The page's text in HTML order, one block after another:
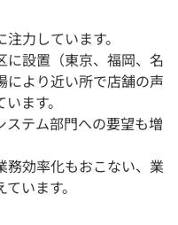
力しています。
に設置（東京、福岡、名
により近い所で店舗の声
ます。
テム部門への要望も増
務効率化もおこない、業
います。